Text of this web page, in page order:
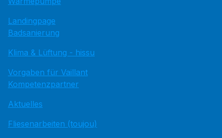
Landingpage
Badsanierung
Klima & Lüftung - hissu
Vorgaben für Vaillant
Kompetenzpartner
Aktuelles
Fliesenarbeiten (toujou)